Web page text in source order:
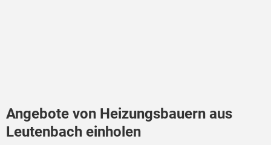
Angebote von Heizungsbauern aus
Leutenbach einholen